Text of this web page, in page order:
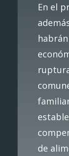
En el
de